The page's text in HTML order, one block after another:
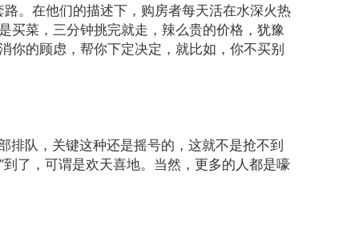
。在他们的描述下，购房者每天活在水深火热
买菜，三分钟挑完就走，辣么贵的价格，犹豫
你的顾虑，帮你下定决定，就比如，你不买别
队，关键这种还是摇号的，这就不是抢不到
了，可谓是欢天喜地。当然，更多的人都是嚎